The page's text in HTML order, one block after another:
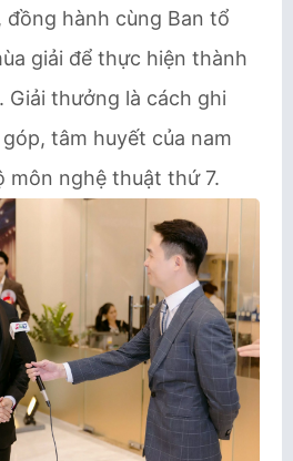
đồng hành cùng Ban tổ
giải để thực hiện thành
Giải thưởng là cách ghi
tâm huyết của nam
môn nghệ thuật thứ 7.